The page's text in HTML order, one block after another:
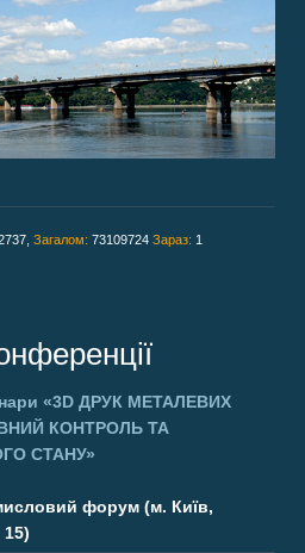
Загалом: 73109724 Зараз: 1
«3D ДРУК МЕТАЛЕВИХ
КОНТРОЛЬ ТА
СТАНУ»
форум (м. Київ,